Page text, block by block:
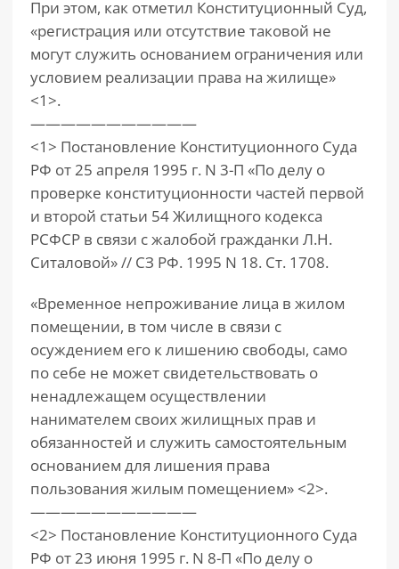
При этом, как отметил Конституционный Суд,
«регистрация или отсутствие таковой не
могут служить основанием ограничения или
условием реализации права на жилище»
<1>.
———————————
<1> Постановление Конституционного Суда
РФ от 25 апреля 1995 г. N 3-П «По делу о
проверке конституционности частей первой
и второй статьи 54 Жилищного кодекса
РСФСР в связи с жалобой гражданки Л.Н.
Ситаловой» // СЗ РФ. 1995 N 18. Ст. 1708.
«Временное непроживание лица в жилом
помещении, в том числе в связи с
осуждением его к лишению свободы, само
по себе не может свидетельствовать о
ненадлежащем осуществлении
нанимателем своих жилищных прав и
обязанностей и служить самостоятельным
основанием для лишения права
пользования жилым помещением» <2>.
———————————
<2> Постановление Конституционного Суда
РФ от 23 июня 1995 г. N 8-П «По делу о